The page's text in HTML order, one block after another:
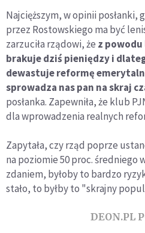
Najcięższym, w opinii posłanki,
przez Rostowskiego ma być
zarzuciła rządowi, że z
brakuje dziś pieniędzy i
dewastuje reformę
sprowadza nas pan na skraj
posłanka. Zapewniła, że klub
dla wprowadzenia realnych
Zapytała, czy rząd poprze
na poziomie 50 proc. średniego
zdaniem, byłoby to bardzo
stało, to byłby to "skrajny
DEON.PL